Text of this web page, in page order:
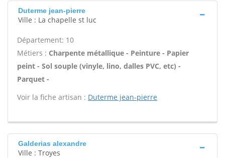
Duterme jean-pierre
Ville : La chapelle st luc
Département: 10
Métiers : Charpente métallique - Peinture - Papier
peint - Sol souple (vinyle, lino, dalles PVC, etc) -
Parquet -
Voir la fiche artisan : Duterme jean-pierre
Galderias alexandre
Ville : Troyes